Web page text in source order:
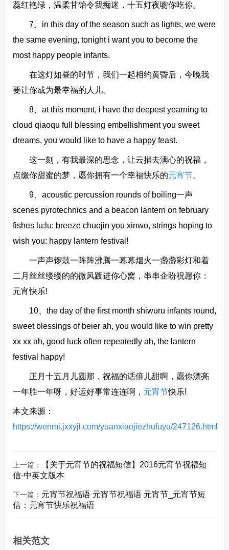
蕊红艳绿，温柔甘饴令我痴迷，十五灯夜吻你吃你。
7、in this day of the season such as lights, we were
the same evening, tonight i want you to become the
most happy people infants.
在这灯如昼的时节，我们一起相约黄昏后，今晚我
要让你成为最幸福的人儿。
8、at this moment, i have the deepest yearning to
cloud qiaoqu full blessing embellishment you sweet
dreams, you would like to have a happy feast.
这一刻，有我最深的思念，让云捎去满心的祝福，
点缀你甜蜜的梦，愿你拥有一个幸福快乐的元宵节。
9、acoustic percussion rounds of boiling一声
scenes pyrotechnics and a beacon lantern on february
fishes lu:lu: breeze chuojin you xinwo, strings hoping to
wish you: happy lantern festival!
一声声锣鼓一阵阵沸腾一幕幕烟火一盏盏彩灯和着
二月丝丝缕缕的的微风踱进你心窝，串串企盼祝愿你：
元宵快乐!
10、the day of the first month shiwuru infants round,
sweet blessings of beier ah, you would like to win pretty
xx xx ah, good luck often repeatedly ah, the lantern
festival happy!
正月十五月儿圆那，祝福的话倍儿甜啊，愿你漂亮
一年胜一年呀，好运好事常连连啊， 元宵节快乐!
本文来源：
https://wenmi.jxxyjl.com/yuanxiaojiezhufuyu/247126.html
上一篇：
【关于元宵节的祝福短信】2016元宵节祝福短
信-中英文版本
下一篇： 元宵节祝福语 元宵节祝福语 元宵节_元宵节短
信：元宵节快乐祝福语
相关范文